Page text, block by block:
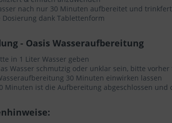
Cookies auf unserer
Unsere Website
Unbedingt
Performance-
Werbe-Cookies,
nach nur 30 Minuten aufbereitet und
Dosierung dank Tablettenform
- Oasis Wasseraufbereitung
in 1 Liter Wasser geben
Wasser schmutzig oder unklar sein, bitte vorher
30 Minuten einwirken lassen
Minuten ist die Aufbereitung abgeschlossen und